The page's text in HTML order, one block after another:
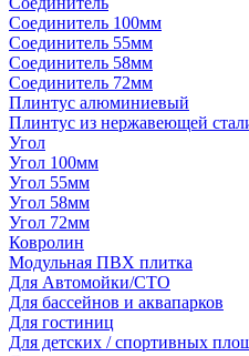
Соединитель 100мм
Соединитель 55мм
Соединитель 58мм
Соединитель 72мм
Плинтус алюминиевый
Плинтус из нержавеющей
Угол
Угол 100мм
Угол 55мм
Угол 58мм
Угол 72мм
Ковролин
Модульная ПВХ плитка
Для Автомойки/СТО
Для бассейнов и аквапарков
Для гостиниц
Для детских / спортивных